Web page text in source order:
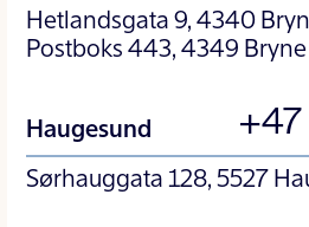
Hetlandsgata 9, 4340
Postboks 443, 4349 Bryne
Haugesund
Sørhauggata 128, 5527